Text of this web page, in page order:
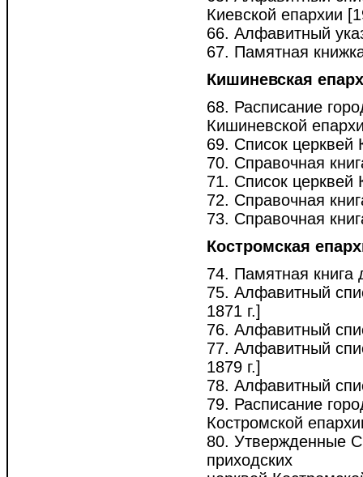
Киевской епархии
66. Алфавитный
67. Памятная
Кишиневская
68. Расписание
Кишиневской
69. Список церквей
70. Справочная
71. Список церквей
72. Справочная
73. Справочная
Костромская
74. Памятная книга
75. Алфавитный
1871 г.]
76. Алфавитный
77. Алфавитный
1879 г.]
78. Алфавитный
79. Расписание
Костромской
80. Утвержденные
приходских